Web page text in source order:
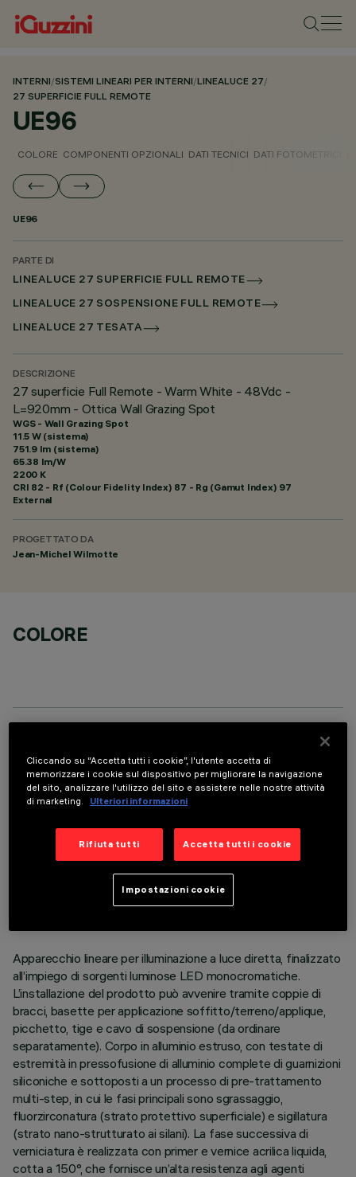
INTERNI/SISTEMI LINEARI PER INTERNI/LINEALUCE 27/
27 SUPERFICIE FULL REMOTE
UE96
COLORE COMPONENTI OPZIONALI DATI TECNICI DATI FOTOMETRICI
UE96
PARTE DI
LINEALUCE 27 SUPERFICIE FULL REMOTE
LINEALUCE 27 SOSPENSIONE FULL REMOTE
LINEALUCE 27 TESATA
DESCRIZIONE
27 superficie Full Remote - Warm White - 48Vdc -
L=920mm - Ottica Wall Grazing Spot
WGS - Wall Grazing Spot
11.5 W (sistema)
751.9 lm (sistema)
65.38 lm/W
2200 K
CRI 82 - Rf (Colour Fidelity Index) 87 - Rg (Gamut Index) 97
External
PROGETTATO DA
Jean-Michel Wilmotte
COLORE
DATI TECNICI
ULTIMO AGGIORNAMENTO: 05/08/2026
DESCRIZIONE
Apparecchio lineare per illuminazione a luce diretta, finalizzato
all’impiego di sorgenti luminose LED monocromatiche.
L’installazione del prodotto può avvenire tramite coppie di
bracci, basette per applicazione soffitto/terreno/applique,
picchetto, tige e cavo di sospensione (da ordinare
separatamente). Corpo in alluminio estruso, con testate di
estremità in pressofusione di alluminio complete di guarnizioni
siliconiche e sottoposti a un processo di pre-trattamento
multi-step, in cui le fasi principali sono sgrassaggio,
fluorzirconatura (strato protettivo superficiale) e sigillatura
(strato nano-strutturato ai silani). La fase successiva di
verniciatura è realizzata con primer e vernice acrilica liquida,
cotta a 150°, che fornisce un’alta resistenza agli agenti
Cliccando su “Accetta tutti i cookie”, l'utente accetta di
memorizzare i cookie sul dispositivo per migliorare la navigazione
del sito, analizzare l'utilizzo del sito e assistere nelle nostre attività
di marketing.
Ulteriori informazioni
Rifiuta tutti Accetta tutti i cookie
Impostazioni cookie